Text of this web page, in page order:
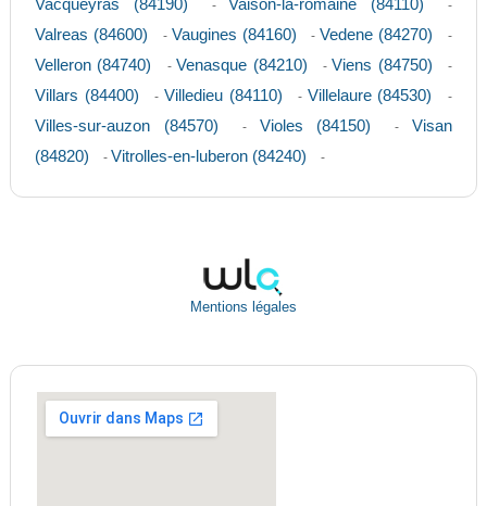
Vacqueyras (84190) - Vaison-la-romaine (84110) -
Valreas (84600) - Vaugines (84160) - Vedene (84270) -
Velleron (84740) - Venasque (84210) - Viens (84750) -
Villars (84400) - Villedieu (84110) - Villelaure (84530) -
Villes-sur-auzon (84570) - Violes (84150) - Visan
(84820)
- Vitrolles-en-luberon (84240) -
Mentions légales